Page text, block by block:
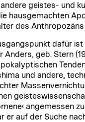
geistes- und
hausgemachten
des
dafür
Anders, geb. Stern
und andere,
angemessen
er auf der Suche